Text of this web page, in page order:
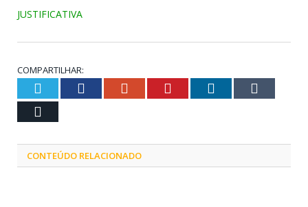
JUSTIFICATIVA
COMPARTILHAR:
Twitter Facebook Google+ Pinterest LinkedIn
CONTEÚDO RELACIONADO